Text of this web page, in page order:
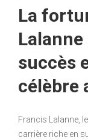
La
succès
célèbre
Francis Lalanne,
carrière riche en